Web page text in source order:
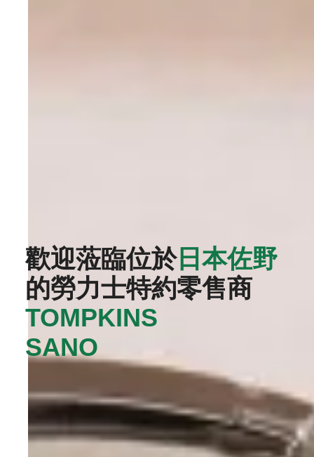
歡迎蒞臨位於日本佐野
的勞力士特約零售商‭
TOMPKINS
SANO‬